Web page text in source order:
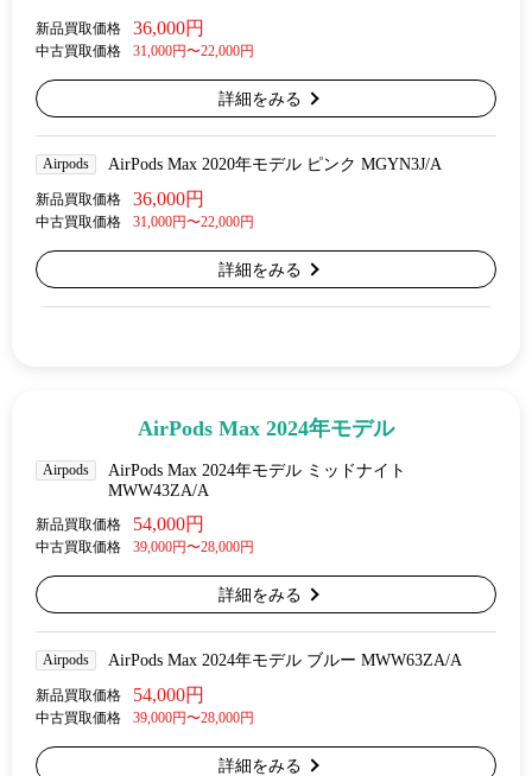
新品買取価格 36,000円
中古買取価格 31,000円〜22,000円
詳細をみる
Airpods AirPods Max 2020年モデル ピンク MGYN3J/A
新品買取価格 36,000円
中古買取価格 31,000円〜22,000円
詳細をみる
AirPods Max 2024年モデル
Airpods
AirPods Max 2024年モデル ミッドナイト
MWW43ZA/A
新品買取価格 54,000円
中古買取価格 39,000円〜28,000円
詳細をみる
Airpods AirPods Max 2024年モデル ブルー MWW63ZA/A
新品買取価格 54,000円
中古買取価格 39,000円〜28,000円
詳細をみる